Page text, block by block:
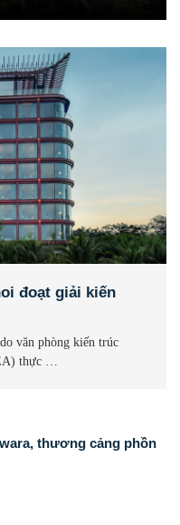
đoạt giải kiến
văn phòng kiến trúc
thực …
thương cảng phồn